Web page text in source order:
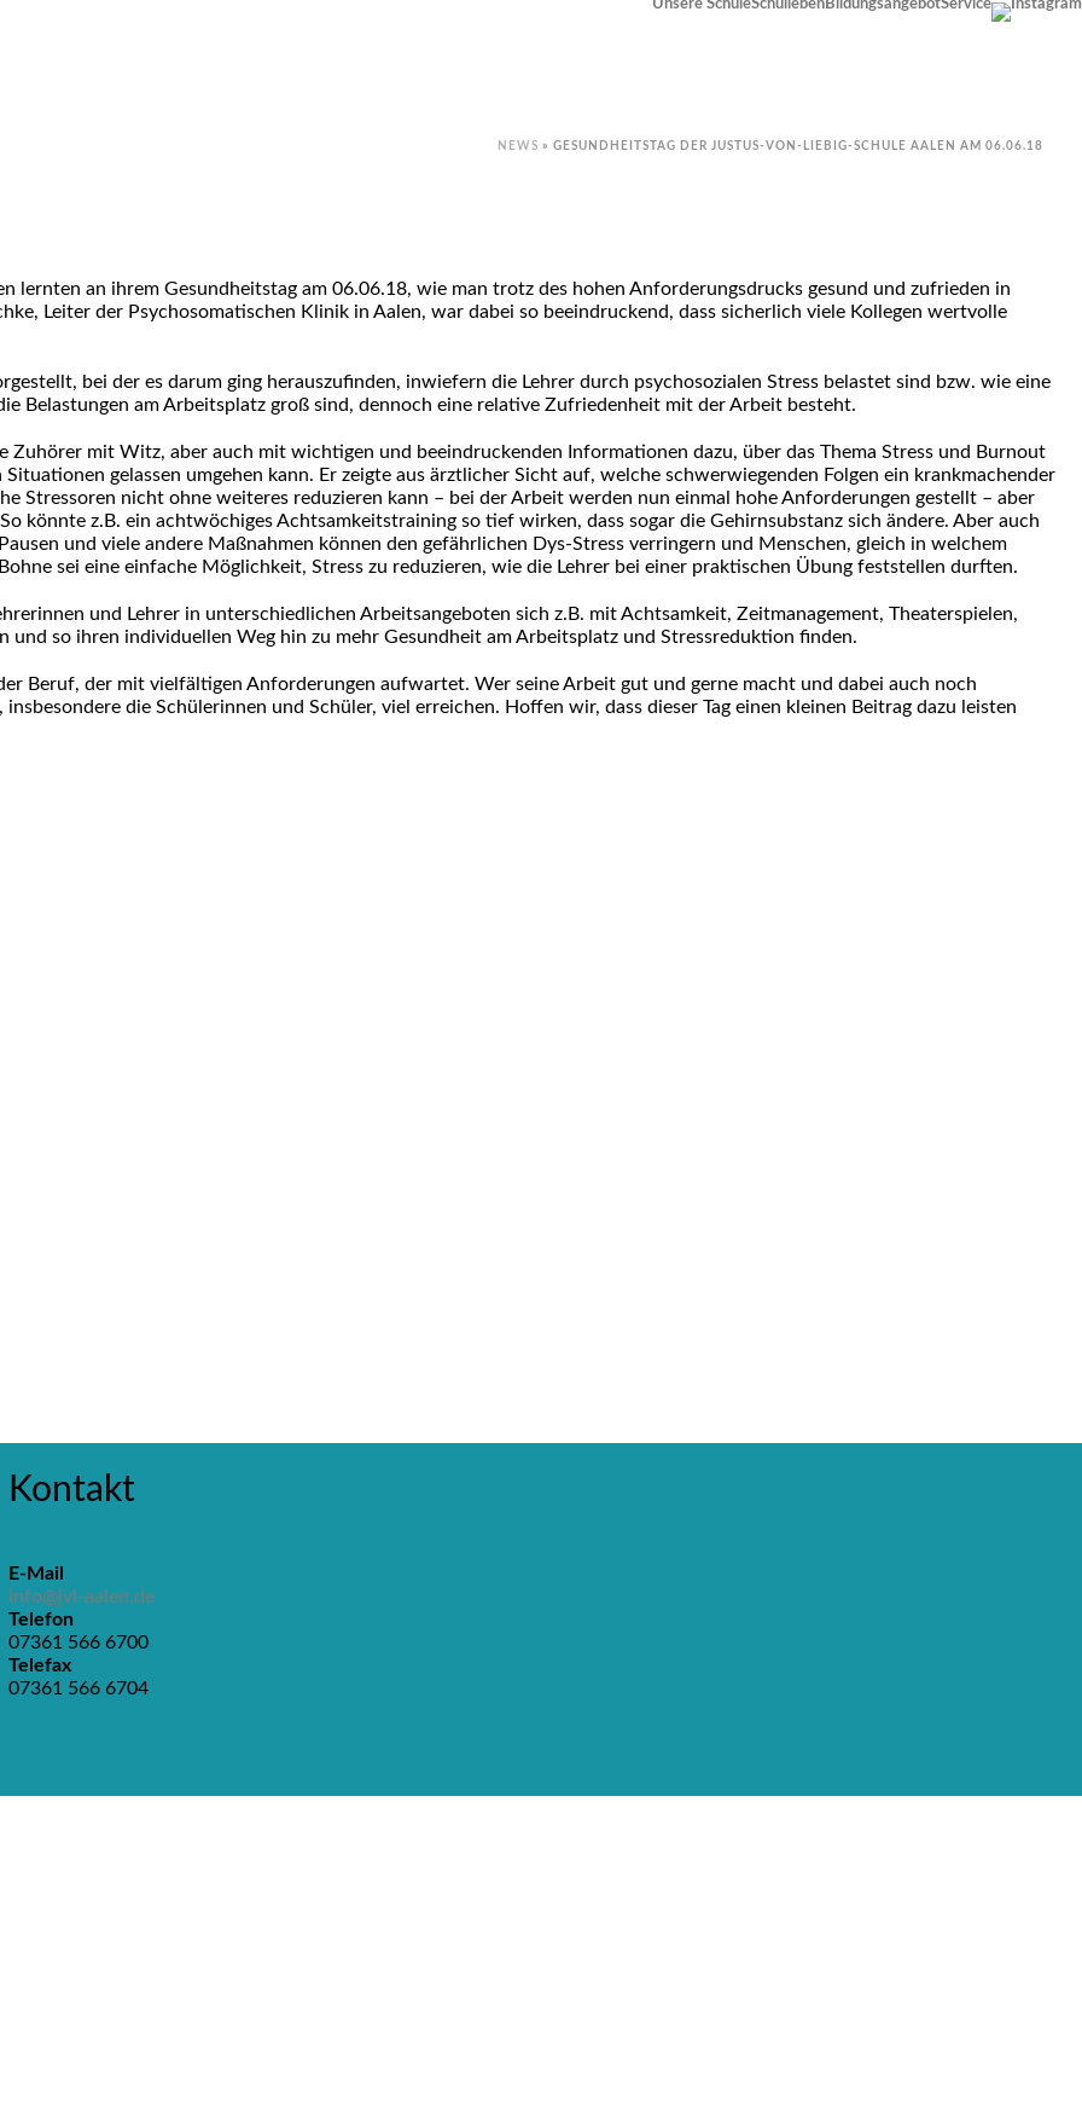
Unsere SchuleSchullebenBildungsangebotService
NEWS » GESUNDHEITSTAG DER JUSTUS-VON-LIEBIG-SCHULE AALEN AM 06.06.18
lernten an ihrem Gesundheitstag am 06.06.18, wie man trotz des hohen Anforderungsdrucks gesund und zufrieden in
Leiter der Psychosomatischen Klinik in Aalen, war dabei so beeindruckend, dass sicherlich viele Kollegen wertvolle
bei der es darum ging herauszufinden, inwiefern die Lehrer durch psychosozialen Stress belastet sind bzw. wie eine
Belastungen am Arbeitsplatz groß sind, dennoch eine relative Zufriedenheit mit der Arbeit besteht.
Zuhörer mit Witz, aber auch mit wichtigen und beeindruckenden Informationen dazu, über das Thema Stress und Burnout
gelassen umgehen kann. Er zeigte aus ärztlicher Sicht auf, welche schwerwiegenden Folgen ein krankmachender
Stressoren nicht ohne weiteres reduzieren kann – bei der Arbeit werden nun einmal hohe Anforderungen gestellt – aber
könnte z.B. ein achtwöchiges Achtsamkeitstraining so tief wirken, dass sogar die Gehirnsubstanz sich ändere. Aber auch
und viele andere Maßnahmen können den gefährlichen Dys-Stress verringern und Menschen, gleich in welchem
sei eine einfache Möglichkeit, Stress zu reduzieren, wie die Lehrer bei einer praktischen Übung feststellen durften.
und Lehrer in unterschiedlichen Arbeitsangeboten sich z.B. mit Achtsamkeit, Zeitmanagement, Theaterspielen,
und so ihren individuellen Weg hin zu mehr Gesundheit am Arbeitsplatz und Stressreduktion finden.
Beruf, der mit vielfältigen Anforderungen aufwartet. Wer seine Arbeit gut und gerne macht und dabei auch noch
die Schülerinnen und Schüler, viel erreichen. Hoffen wir, dass dieser Tag einen kleinen Beitrag dazu leisten
Kontakt
E-Mail
info@jvl-aalen.de
Telefon
07361 566 6700
Telefax
07361 566 6704